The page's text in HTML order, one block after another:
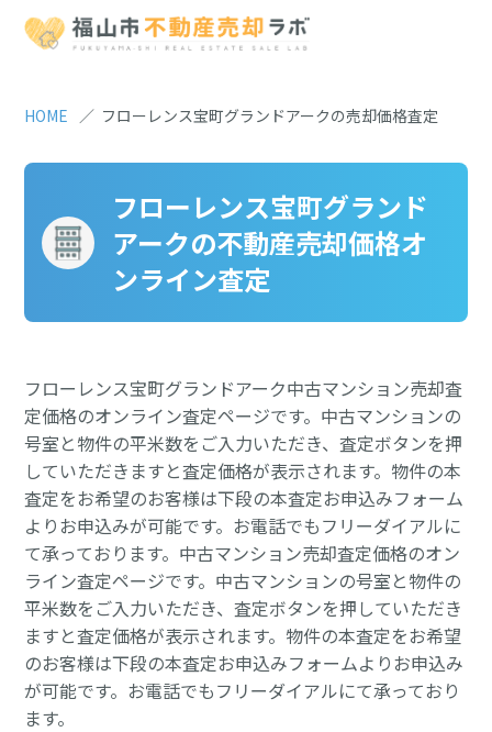
HOME フローレンス宝町グランドアークの売却価格査定
フローレンス宝町グランド
アークの不動産売却価格オ
ンライン査定
フローレンス宝町グランドアーク中古マンション売却査
定価格のオンライン査定ページです。中古マンションの
号室と物件の平米数をご入力いただき、査定ボタンを押
していただきますと査定価格が表示されます。物件の本
査定をお希望のお客様は下段の本査定お申込みフォーム
よりお申込みが可能です。お電話でもフリーダイアルに
て承っております。中古マンション売却査定価格のオン
ライン査定ページです。中古マンションの号室と物件の
平米数をご入力いただき、査定ボタンを押していただき
ますと査定価格が表示されます。物件の本査定をお希望
のお客様は下段の本査定お申込みフォームよりお申込み
が可能です。お電話でもフリーダイアルにて承っており
ます。